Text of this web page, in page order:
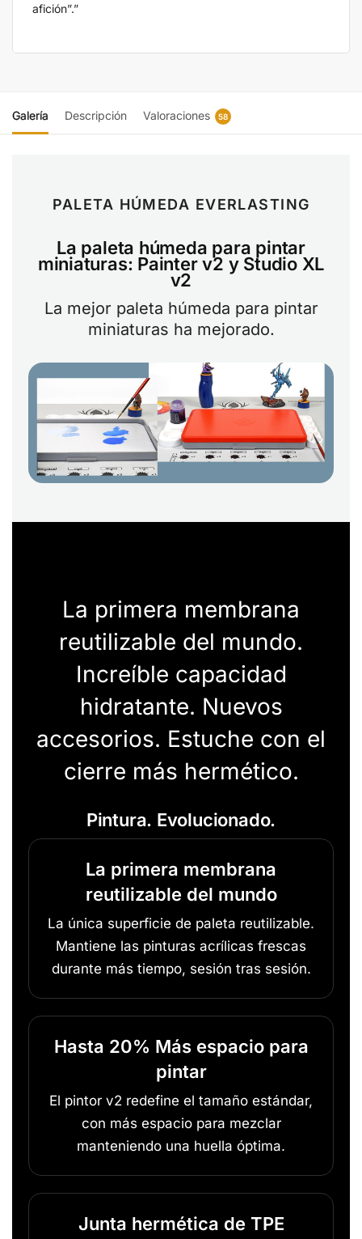
afición”.”
Galería Descripción Valoraciones 58
PALETA HÚMEDA EVERLASTING
La paleta húmeda para pintar
miniaturas: Painter v2 y Studio XL
v2
La mejor paleta húmeda para pintar
miniaturas ha mejorado.
La primera membrana
reutilizable del mundo.
Increíble capacidad
hidratante. Nuevos
accesorios. Estuche con el
cierre más hermético.
Pintura. Evolucionado.
La primera membrana
reutilizable del mundo
La única superficie de paleta reutilizable.
Mantiene las pinturas acrílicas frescas
durante más tiempo, sesión tras sesión.
Hasta 20% Más espacio para
pintar
El pintor v2 redefine el tamaño estándar,
con más espacio para mezclar
manteniendo una huella óptima.
Junta hermética de TPE